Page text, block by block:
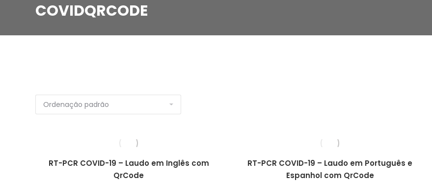
COVIDQRCODE
RT-PCR COVID-19 – Laudo em Inglês com
QrCode
RT-PCR COVID-19 – Laudo em Português e
Espanhol com QrCode